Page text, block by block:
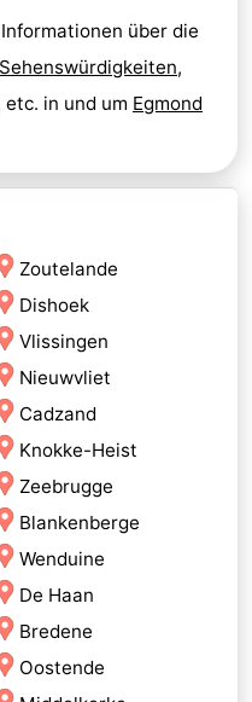
über die
Sehenswürdigkeiten,
etc. in und um Egmond
Zoutelande
Dishoek
Vlissingen
Nieuwvliet
Cadzand
Knokke-Heist
Zeebrugge
Blankenberge
Wenduine
De Haan
Bredene
Oostende